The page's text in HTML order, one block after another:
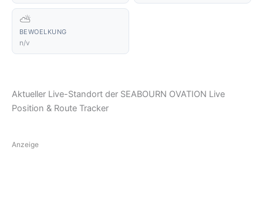
⛅
BEWOELKUNG
n/v
Aktueller Live-Standort der SEABOURN OVATION Live
Position & Route Tracker
Anzeige